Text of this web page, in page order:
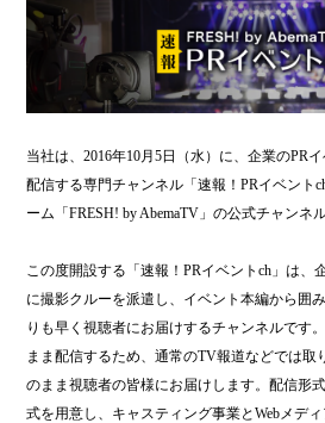
当社は、2016年10月5日（水）に、企業のPR
配信する専門チャンネル「速報！PRイベント
ーム「FRESH! by AbemaTV」の公式チャンネ
この度開設する「速報！PRイベントch」は、
に撮影クルーを派遣し、イベント本編から囲
りも早く視聴者にお届けするチャンネルです
まま配信するため、通常のTV報道などでは取
のまま視聴者の皆様にお届けします。配信形
式を用意し、キャスティング事業とWebメデ